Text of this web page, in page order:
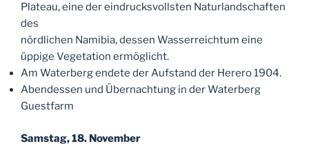
Plateau, eine der eindrucksvollsten Naturlandschaften
des
nördlichen Namibia, dessen Wasserreichtum eine
üppige Vegetation ermöglicht.
Am Waterberg endete der Aufstand der Herero 1904.
Abendessen und Übernachtung in der Waterberg
Guestfarm
Samstag, 18. November